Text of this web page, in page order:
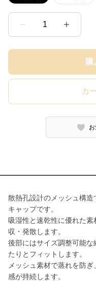
1
購
カ
散熱孔設計のメッシュ構
キャップです。
吸湿性と速乾性に優れた
収・発散します。
後部にはサイズ調整可能
たりとフィットします。
メッシュ素材で蒸れを防
感が持続します。